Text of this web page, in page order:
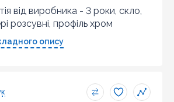
від виробника - 3 роки, скло,
розсувні, профіль хром
опису